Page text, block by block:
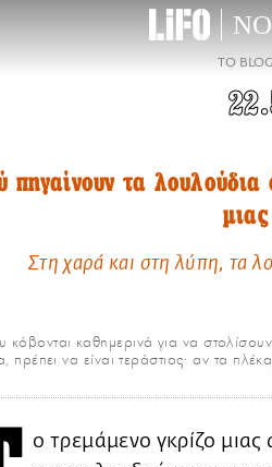
TO
πηγαίνουν τα λουλούδια
Στη χαρά και στη λύπη, τα
καθημερινά για να
πρέπει να είναι τεράστιος· αν τα
ο τρεμάμενο γκρίζο μιας